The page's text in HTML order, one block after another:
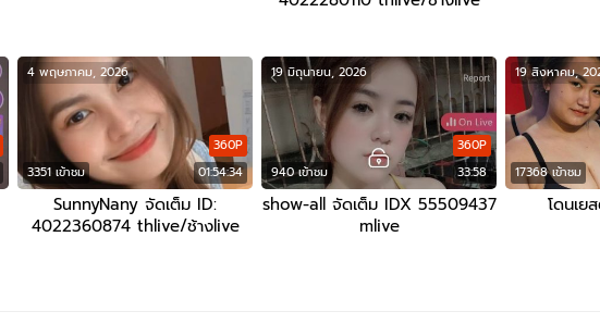
3351 เข้าชม 01:54:34
360P
4 พฤษภาคม, 2026
SunnyNany จัดเต็ม ID:
4022360874 thlive/ช้างlive
940 เข้าชม 33:58
360P
19 มิถุนายน, 2026
show-all จัดเต็ม IDX 55509437
mlive
17368 เข้าชม
19 สิงหาคม,
โดนเ